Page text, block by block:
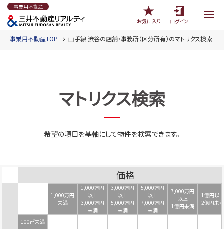
事業用不動産
お気に入り
ログイン
事業用不動産TOP 山手線 渋谷の店舗・事務所（区分所有）のマトリクス検索
マトリクス検索
希望の項目を基軸にして物件を検索できます。
価格
1,000万円
未満
1,000万円
以上
3,000万円
未満
3,000万円
以上
5,000万円
未満
5,000万円
以上
7,000万円
未満
7,000万円
以上
1億円未満
1億円以上
2億円未満
100㎡未満 － － － － －
－